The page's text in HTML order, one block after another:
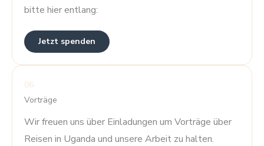
bitte hier entlang:
Jetzt spenden
06
Vorträge
Wir freuen uns über Einladungen um Vorträge über
Reisen in Uganda und unsere Arbeit zu halten.